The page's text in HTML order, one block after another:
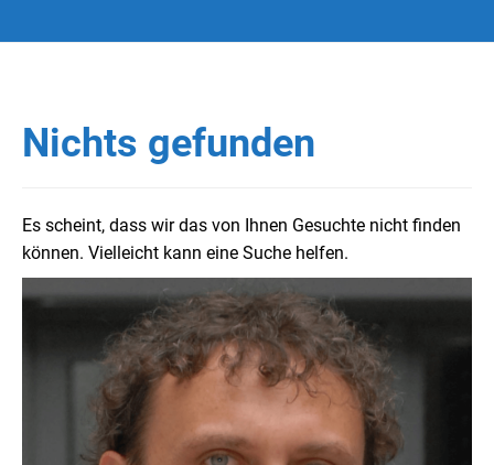
Nichts gefunden
Es scheint, dass wir das von Ihnen Gesuchte nicht finden
können. Vielleicht kann eine Suche helfen.